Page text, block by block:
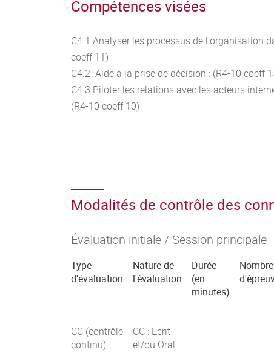
Compétences visées
C4.1 Analyser les processus de l'organisation
coeff 11)
C4.2 Aide à la prise de décision : (R4-10 coeff
C4.3 Piloter les relations avec les acteurs
(R4-10 coeff 10)
Modalités de contrôle des
Évaluation initiale / Session principale
Type
d'évaluation
Nature de
l'évaluation
Durée
(en
minutes)
Nombre
CC (contrôle
continu)
CC : Ecrit
et/ou Oral